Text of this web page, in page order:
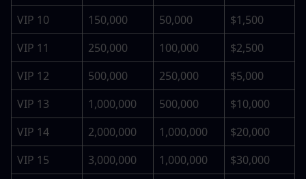
VIP 10
150,000 50,000
$1,500
VIP 11
250,000 100,000
$2,500
VIP 12
500,000 250,000
$5,000
VIP 13
1,000,000 500,000
$10,000
VIP 14
2,000,000 1,000,000
$20,000
VIP 15
3,000,000 1,000,000
$30,000